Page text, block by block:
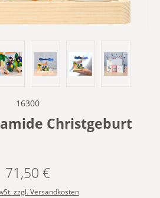
16300
Christgeburt
Regulärer Preis:
71,50 €
zzgl. Versandkosten